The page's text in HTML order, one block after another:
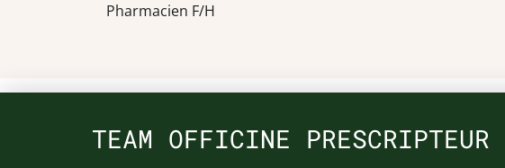
Pharmacien F/H
TEAM OFFICINE